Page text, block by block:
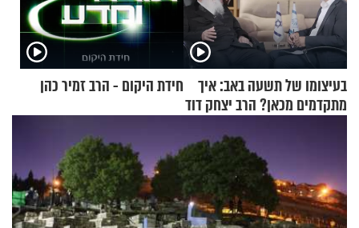
בעיצומו של תשעה באב: איך
מתקדמים מכאן? הרב יצחק דוד
חידת היקום - הרב זמיר כהן